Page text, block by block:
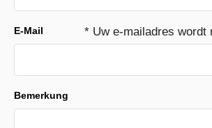
E-Mail * Uw e-mailadres wordt
Bemerkung